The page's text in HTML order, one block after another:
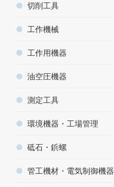
切削工具
工作機械
工作用機器
油空圧機器
測定工具
環境機器・工場管理
砥石・鋲螺
管工機材・電気制御機器